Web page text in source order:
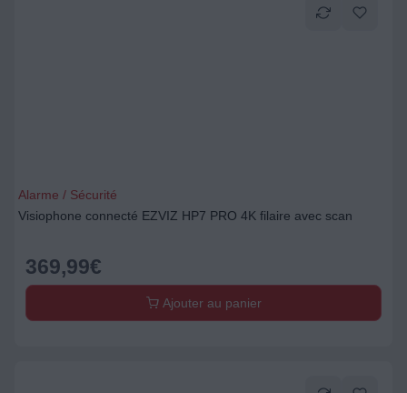
Alarme / Sécurité
Visiophone connecté EZVIZ HP7 PRO 4K filaire avec scan
369,99€
Ajouter au panier